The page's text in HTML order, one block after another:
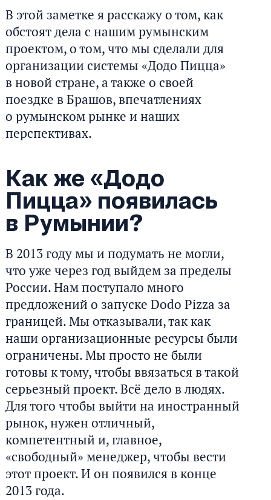
В этой заметке я расскажу о том, как
обстоят дела с нашим румынским
проектом, о том, что мы сделали для
организации системы «Додо Пицца»
в новой стране, а также о своей
поездке в Брашов, впечатлениях
о румынском рынке и наших
перспективах.
Как же «Додо
Пицца» появилась
в Румынии?
В 2013 году мы и подумать не могли,
что уже через год выйдем за пределы
России. Нам поступало много
предложений о запуске Dodo Pizza за
границей. Мы отказывали, так как
наши организационные ресурсы были
ограничены. Мы просто не были
готовы к тому, чтобы ввязаться в такой
серьезный проект. Всё дело в людях.
Для того чтобы выйти на иностранный
рынок, нужен отличный,
компетентный и, главное,
«свободный» менеджер, чтобы вести
этот проект. И он появился в конце
2013 года.